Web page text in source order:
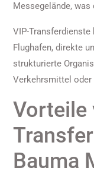
Messegelände,
VIP-
Flughafen, direkte
strukturierte
Verkehrsmittel oder
Vorteile
Bauma